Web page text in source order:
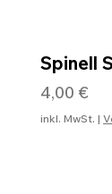
Spinell
Preis
4,00 €
inkl. MwSt. |